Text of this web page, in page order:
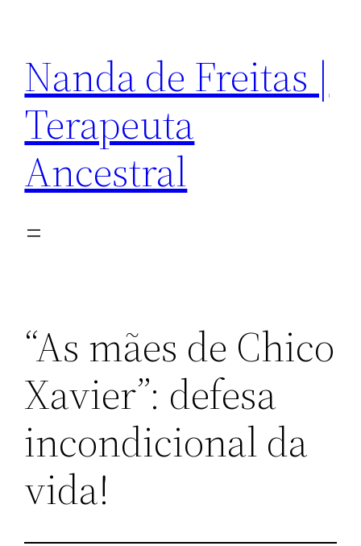
conteúdo
Nanda de Freitas |
Terapeuta
Ancestral
“As mães de Chico
Xavier”: defesa
incondicional da
vida!